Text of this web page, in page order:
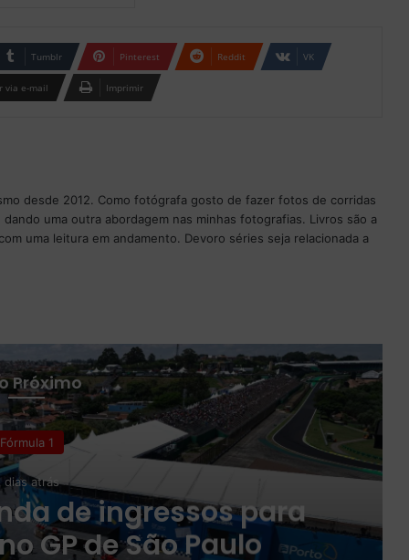
Tumblr Pinterest Reddit VK
via e-mail Imprimir
desde 2012. Como fotógrafa gosto de fazer fotos de corridas
uma outra abordagem nas minhas fotografias. Livros são a
uma leitura em andamento. Devoro séries seja relacionada a
Próximo
Fórmula 1
dias atrás
de ingressos para
GP de São Paulo